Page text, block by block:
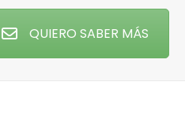
QUIERO SABER MÁS